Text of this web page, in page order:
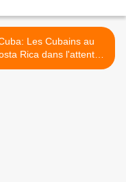
Les Cubains au
Rica dans l'attente
d'une solution >